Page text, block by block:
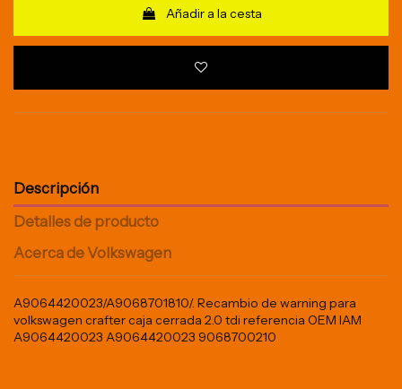
Añadir a la cesta
Descripción
Detalles de producto
Acerca de Volkswagen
A9064420023/A9068701810/. Recambio de warning para
volkswagen crafter caja cerrada 2.0 tdi referencia OEM IAM
A9064420023 A9064420023 9068700210